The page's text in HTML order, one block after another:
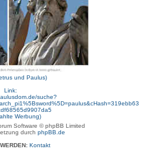
und Paulus)
Link:
suche?
Werbung)
Software © phpBB Limited
durch phpBB.de
Kontakt